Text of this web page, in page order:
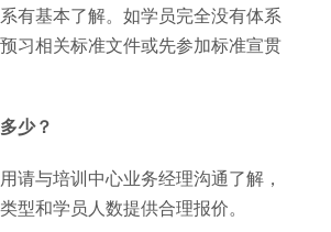
有基本了解。如学员完全没有体系
习相关标准文件或先参加标准宣贯
少？
请与培训中心业务经理沟通了解，
型和学员人数提供合理报价。